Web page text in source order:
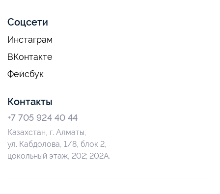
Соцсети
Инстаграм
ВКонтакте
Фейсбук
Контакты
+7 705 924 40 44
Казахстан, г. Алматы,
ул. Кабдолова, 1/8, блок 2,
цокольный этаж, 202; 202А.